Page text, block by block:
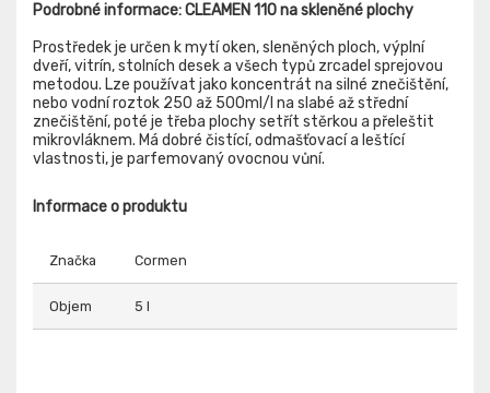
Podrobné informace: CLEAMEN 110 na skleněné plochy
Prostředek je určen k mytí oken, sleněných ploch, výplní
dveří, vitrín, stolních desek a všech typů zrcadel sprejovou
metodou. Lze používat jako koncentrát na silné znečištění,
nebo vodní roztok 250 až 500ml/l na slabé až střední
znečištění, poté je třeba plochy setřít stěrkou a přeleštit
mikrovláknem. Má dobré čistící, odmašťovací a leštící
vlastnosti, je parfemovaný ovocnou vůní.
Informace o produktu
Značka Cormen
Objem 5 l